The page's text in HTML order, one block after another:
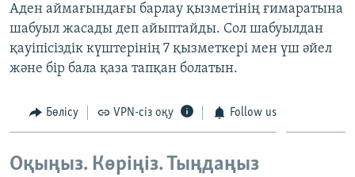
ЖАЗЫЛЫҢЫЗ
Басқа тілдерде
Аден аймағындағы барлау қызметінің ғимаратына
шабуыл жасады деп айыптайды. Сол шабуылдан
қауіпісіздік күштерінің 7 қызметкері мен үш әйел
және бір бала қаза тапқан болатын.
Бөлісу VPN-сіз оқу Follow us
Оқыңыз. Көріңіз. Тыңдаңыз